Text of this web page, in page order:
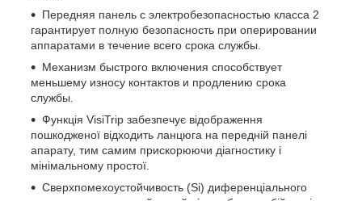
Передняя панель с электробезопасностью класса 2
гарантирует полную безопасность при оперировании
аппаратами в течение всего срока службы.
Механизм быстрого включения способствует
меньшему износу контактов и продлению срока
службы.
Функція VisiTrip забезпечує відображення
пошкодженої відходить ланцюга на передній панелі
апарату, тим самим прискорюючи діагностику і
мінімальному простої.
Сверхпомехоустойчивость (Si) диференціального